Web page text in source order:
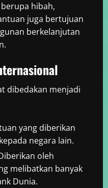
hibah,
juga bertujuan
berkelanjutan
dibedakan menjadi
yang diberikan
negara lain.
oleh
melibatkan banyak
Dunia.